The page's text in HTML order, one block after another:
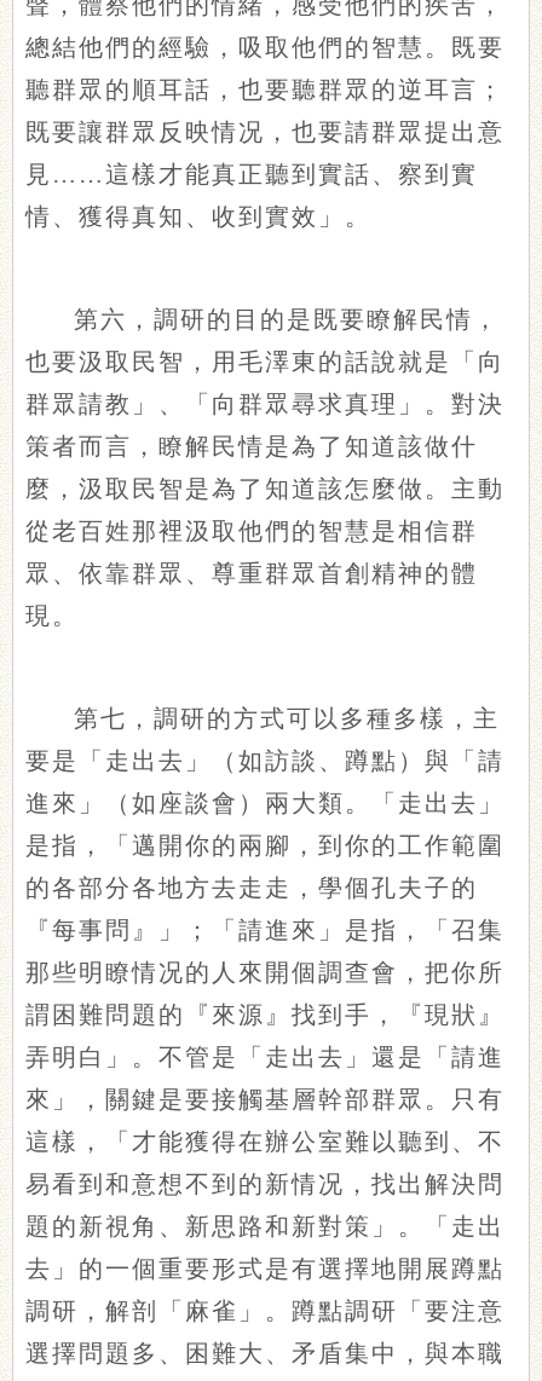
總結他們的經驗，吸取他們的智慧。既要
聽群眾的順耳話，也要聽群眾的逆耳言；
既要讓群眾反映情况，也要請群眾提出意
見……這樣才能真正聽到實話、察到實
情、獲得真知、收到實效」。
第六，調研的目的是既要瞭解民情，
也要汲取民智，用毛澤東的話說就是「向
群眾請教」、「向群眾尋求真理」。對決
策者而言，瞭解民情是為了知道該做什
麼，汲取民智是為了知道該怎麼做。主動
從老百姓那裡汲取他們的智慧是相信群
眾、依靠群眾、尊重群眾首創精神的體
現。
第七，調研的方式可以多種多樣，主
要是「走出去」（如訪談、蹲點）與「請
進來」（如座談會）兩大類。「走出去」
是指，「邁開你的兩腳，到你的工作範圍
的各部分各地方去走走，學個孔夫子的
『每事問』」；「請進來」是指，「召集
那些明瞭情况的人來開個調查會，把你所
謂困難問題的『來源』找到手，『現狀』
弄明白」。不管是「走出去」還是「請進
來」，關鍵是要接觸基層幹部群眾。只有
這樣，「才能獲得在辦公室難以聽到、不
易看到和意想不到的新情况，找出解決問
題的新視角、新思路和新對策」。「走出
去」的一個重要形式是有選擇地開展蹲點
調研，解剖「麻雀」。蹲點調研「要注意
選擇問題多、困難大、矛盾集中，與本職